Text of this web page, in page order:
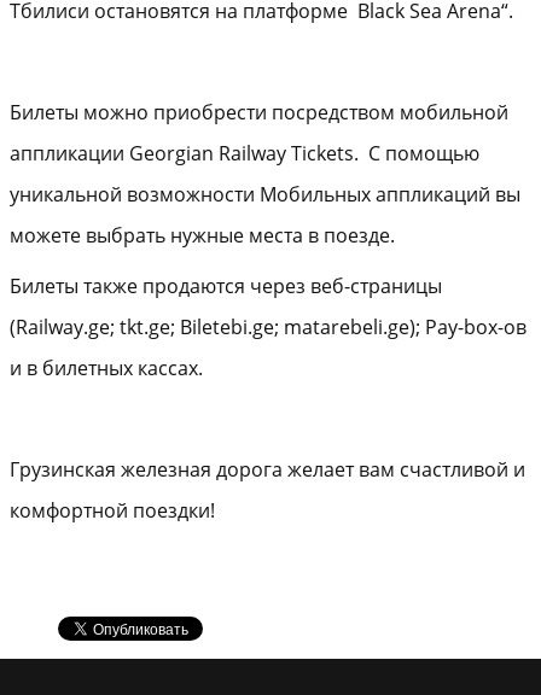
Тбилиси остановятся на платформе Black Sea Arena“.
Билеты можно приобрести посредством мобильной
аппликации Georgian Railway Tickets. С помощью
уникальной возможности Мобильных аппликаций вы
можете выбрать нужные места в поезде.
Билеты также продаются через веб-страницы
(Railway.ge; tkt.ge; Biletebi.ge; matarebeli.ge); Pay-box-ов
и в билетных кассах.
Грузинская железная дорога желает вам счастливой и
комфортной поездки!